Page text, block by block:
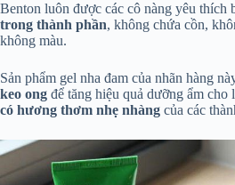
Benton luôn được các cô nàng yêu thích
trong thành phần, không chứa cồn,
không màu.
Sản phẩm gel nha đam của nhãn hàng
keo ong để tăng hiệu quả dưỡng ẩm cho
có hương thơm nhẹ nhàng của các